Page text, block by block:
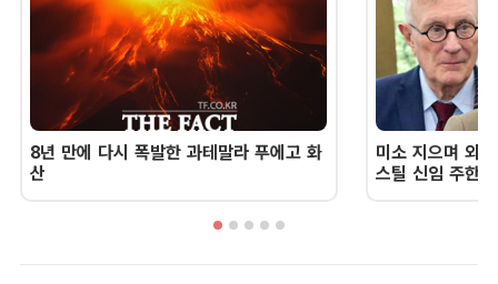
8년 만에 다시 폭발한 과테말라 푸에고 화
산
미소 지으며 외
스틸 신임 주한